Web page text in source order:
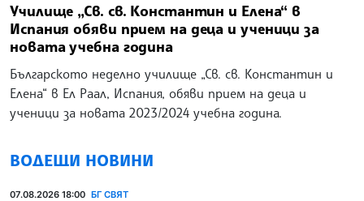
Училище „Св. св. Константин и Елена“ в
Испания обяви прием на деца и ученици за
новата учебна година
Българското неделно училище „Св. св. Константин и
Елена“ в Ел Раал, Испания, обяви прием на деца и
ученици за новата 2023/2024 учебна година.
ВОДЕЩИ НОВИНИ
07.08.2026 18:00 БГ СВЯТ